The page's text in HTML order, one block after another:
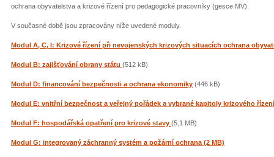
ochrana obyvatelstva a krizové řízení pro pedagogické pracovníky (gesce MV).
V současné době jsou zpracovány níže uvedené moduly.
Modul A, C, I: Krizové řízení při nevojenských krizových situacích ochrana
Modul B: zajišťování obrany státu (512 kB)
Modul D: financování bezpečnosti a ochrana ekonomiky (446 kB)
Modul E: vnitřní bezpečnost a veřejný pořádek a vybrané kapitoly krizového řízení
Modul F: hospodářská opatření pro krizové stavy (5,1 MB)
Modul G: integrovaný záchranný systém a požární ochrana (2 MB)